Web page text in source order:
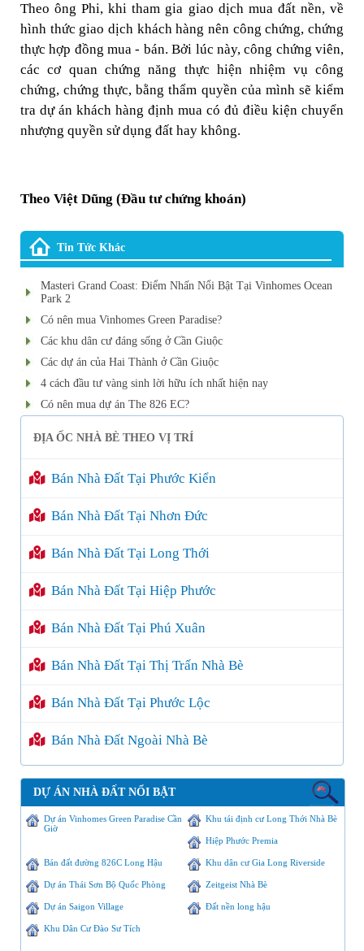
Theo ông Phi, khi tham gia giao dịch mua đất nền, về
hình thức giao dịch khách hàng nên công chứng, chứng
thực hợp đồng mua - bán. Bởi lúc này, công chứng viên,
các cơ quan chứng năng thực hiện nhiệm vụ công
chứng, chứng thực, bằng thẩm quyền của mình sẽ kiểm
tra dự án khách hàng định mua có đủ điều kiện chuyển
nhượng quyền sử dụng đất hay không.
Theo Việt Dũng (Đầu tư chứng khoán)
Tin Tức Khác
Masteri Grand Coast: Điểm Nhấn Nổi Bật Tại Vinhomes Ocean
Park 2
Có nên mua Vinhomes Green Paradise?
Các khu dân cư đáng sống ở Cần Giuộc
Các dự án của Hai Thành ở Cần Giuộc
4 cách đầu tư vàng sinh lời hữu ích nhất hiện nay
Có nên mua dự án The 826 EC?
ĐỊA ỐC NHÀ BÈ THEO VỊ TRÍ
Bán Nhà Đất Tại Phước Kiển
Bán Nhà Đất Tại Nhơn Đức
Bán Nhà Đất Tại Long Thới
Bán Nhà Đất Tại Hiệp Phước
Bán Nhà Đất Tại Phú Xuân
Bán Nhà Đất Tại Thị Trấn Nhà Bè
Bán Nhà Đất Tại Phước Lộc
Bán Nhà Đất Ngoài Nhà Bè
DỰ ÁN NHÀ ĐẤT NỔI BẬT
Dự án Vinhomes Green Paradise Cần
Giờ
Khu tái định cư Long Thới Nhà Bè
Hiệp Phước Premia
Bán đất đường 826C Long Hậu Khu dân cư Gia Long Riverside
Dự án Thái Sơn Bộ Quốc Phòng Zeitgeist Nhà Bè
Dự án Saigon Village Đất nền long hậu
Khu Dân Cư Đào Sư Tích